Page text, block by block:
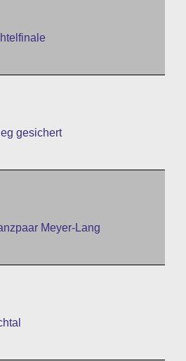
gesichert
Meyer-Lang